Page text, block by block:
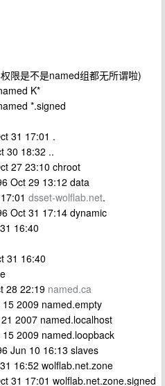
限是不是named组都无所谓啦)
K*
*.signed
31 17:01 .
30 18:32 ..
27 23:10 chroot
Oct 29 13:12 data
dsset-wolflab.net.
Oct 31 17:14 dynamic
16:40
31 16:40
28 22:19 named.ca
2009 named.empty
2007 named.localhost
2009 named.loopback
Jun 10 16:13 slaves
16:52 wolflab.net.zone
31 17:01 wolflab.net.zone.signed